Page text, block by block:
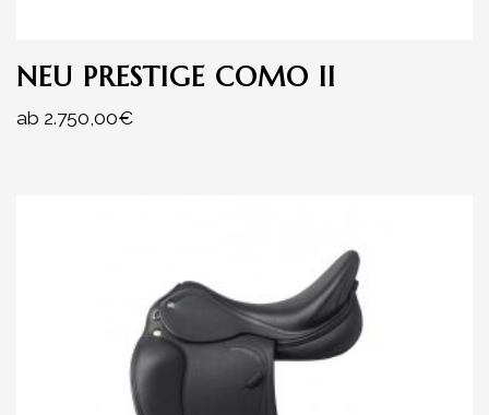
NEU PRESTIGE COMO II
ab 2.750,00€